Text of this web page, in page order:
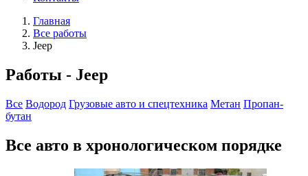
Главная
Все работы
Jeep
Работы - Jeep
Все Водород Грузовые авто и спецтехника Метан Пропан-
бутан
Все авто в хронологическом порядке